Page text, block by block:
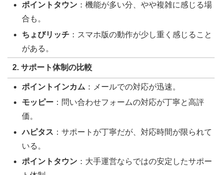
ポイントタウン ：機能が多い分、やや複雑に感じる場
合も。
ちょびリッチ ：スマホ版の動作が少し重く感じること
がある。
2. サポート体制の比較
ポイントインカム ：メールでの対応が迅速。
モッピー ：問い合わせフォームの対応が丁寧と高評
価。
ハピタス ：サポートが丁寧だが、対応時間が限られて
いる。
ポイントタウン ：大手運営ならではの安定したサポー